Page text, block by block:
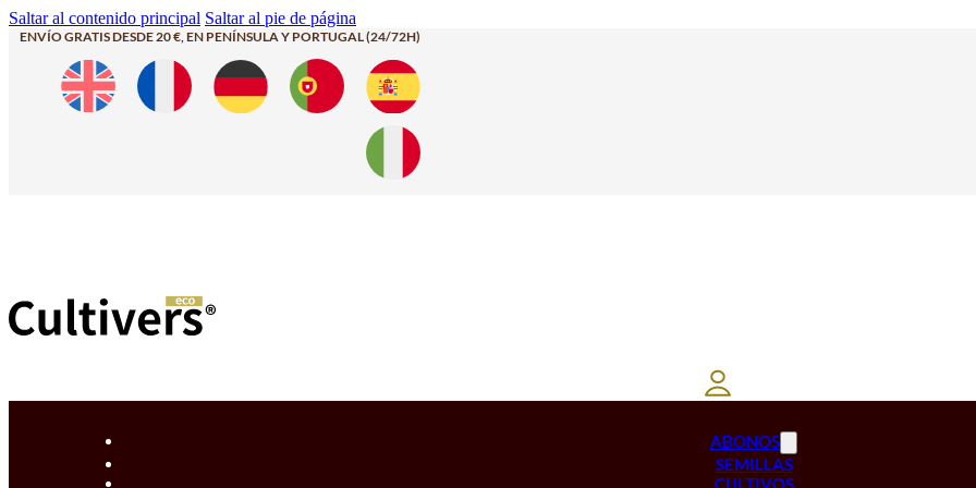
Saltar al contenido principal Saltar al pie de página
ENVÍO GRATIS DESDE 20 €, EN PENÍNSULA Y PORTUGAL (24/72H)
ABONOS
SEMILLAS
CULTIVOS